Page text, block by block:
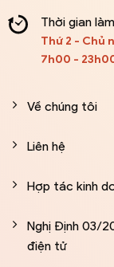
Thời gian
Thứ 2 - Chủ
7h00 -
Về chúng tôi
Liên hệ
Hợp tác kinh
Nghị Định 03/
điện tử